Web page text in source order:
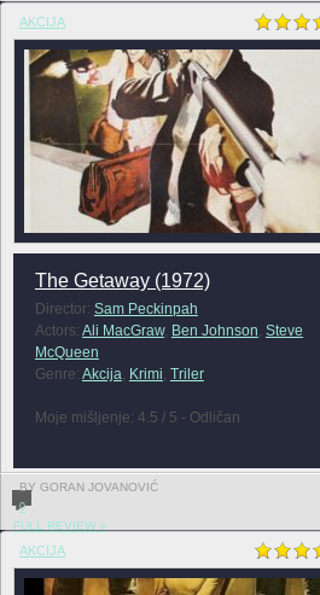
AKCIJA
The Getaway (1972)
Director: Sam Peckinpah
Actors: Ali MacGraw, Ben Johnson, Steve
McQueen
Genre: Akcija, Krimi, Triler
Moje mišljenje: 4.5 / 5 - Odličan
BY GORAN JOVANOVIĆ
0
FULL REVIEW »
AKCIJA